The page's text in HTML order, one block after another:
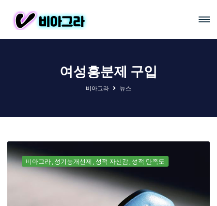
여성흥분제 구입
비아그라 뉴스
비아그라 성기능개선제 성적 자신감 성적 만족도